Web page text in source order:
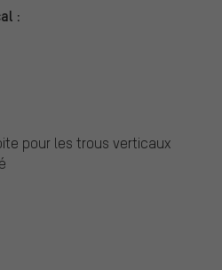
:
pour les trous verticaux